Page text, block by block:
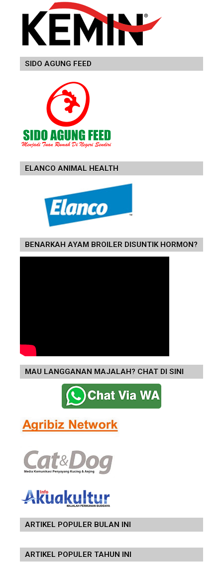
SIDO AGUNG FEED
ELANCO ANIMAL HEALTH
BENARKAH AYAM BROILER DISUNTIK HORMON?
MAU LANGGANAN MAJALAH? CHAT DI SINI
ARTIKEL POPULER BULAN INI
ARTIKEL POPULER TAHUN INI